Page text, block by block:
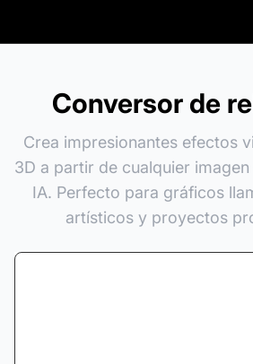
Conversor de
Crea impresionantes efectos
3D a partir de cualquier
IA. Perfecto para gráficos
artísticos y proyectos